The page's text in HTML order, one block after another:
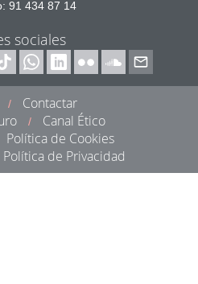
91 434 87 14
sociales
/
Contactar
/
Canal Ético
Política de Cookies
Política de Privacidad